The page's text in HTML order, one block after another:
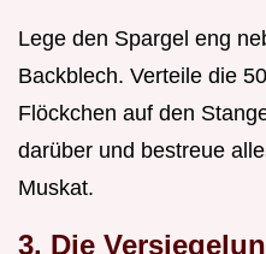
Lege den Spargel eng
Backblech. Verteile die
Flöckchen auf den
darüber und bestreue
Muskat.
3. Die